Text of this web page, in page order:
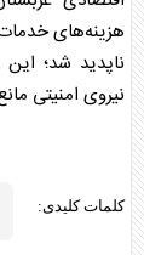
هزینه‌های
ناپدید شد؛
نیروی امنیتی
کلمات کلیدی: